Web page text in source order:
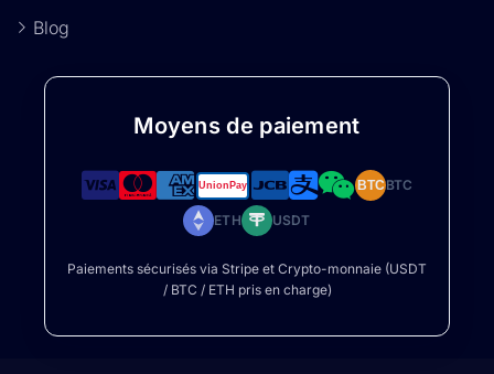
Blog
Moyens de paiement
BTCBTC
ETH USDT
Paiements sécurisés via Stripe et Crypto-monnaie (USDT
/ BTC / ETH pris en charge)